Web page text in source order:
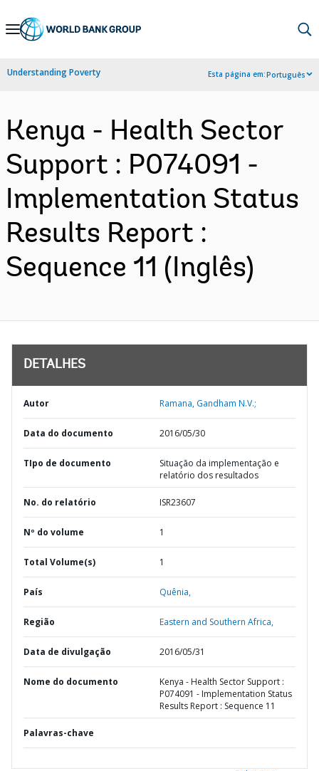
Skip
Navigation
Understanding Poverty Esta página em:Português
Kenya - Health Sector
Support : P074091 -
Implementation Status
Results Report :
Sequence 11 (Inglês)
DETALHES
Autor Ramana, Gandham N.V.;
Data do documento 2016/05/30
TIpo de documento
Situação da implementação e
relatório dos resultados
No. do relatório ISR23607
Nº do volume 1
Total Volume(s) 1
País Quênia,
Região Eastern and Southern Africa,
Data de divulgação 2016/05/31
Nome do documento
Kenya - Health Sector Support :
P074091 - Implementation Status
Results Report : Sequence 11
Palavras-chave